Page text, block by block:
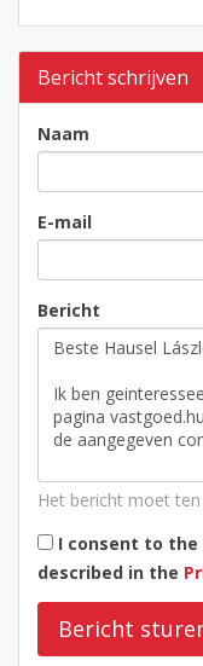
Bericht schrijven
Naam
E-mail
Bericht
Het bericht moet
I consent to
described in the
Bericht